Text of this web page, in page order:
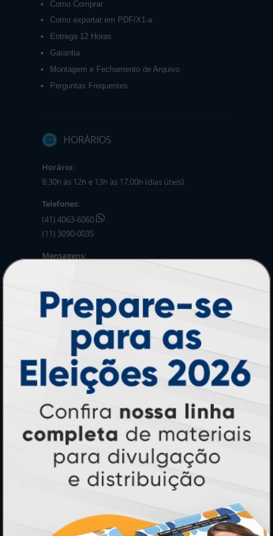
Como Comprar
Como exportar em PDF/X1-a
Entrega 12 Horas
Garantia
Montagem e Fechamento de Arquivo
Perguntas Frequentes
HORÁRIOS
Horário:
8:30h às 12h e 13h às 17:00h (dias úteis).
Telefones:
(41) 4063-6060
(11) 3090-0035
Mensagens:
PRODUTOS
Adesivos
Pastas
Ímãs
Cartão de Visita
Folder, Flyer e Panfleto
Banners e Lonas
Calendários 2027